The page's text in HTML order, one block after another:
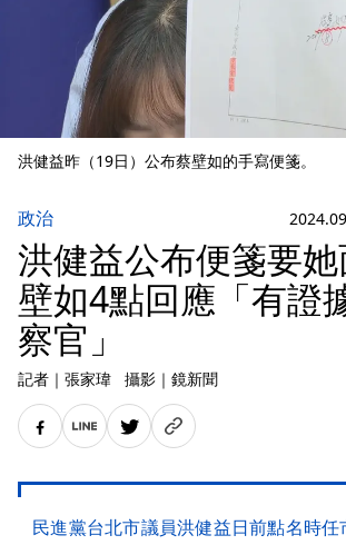
洪健益昨（19日）公布蔡壁如的手寫便箋。
政治
洪健益公布便箋要
壁如4點回應「有證
察官」
記者 ｜ 張家瑋 攝影 ｜ 鏡新聞
民進黨台北市議員洪健益日前點名時